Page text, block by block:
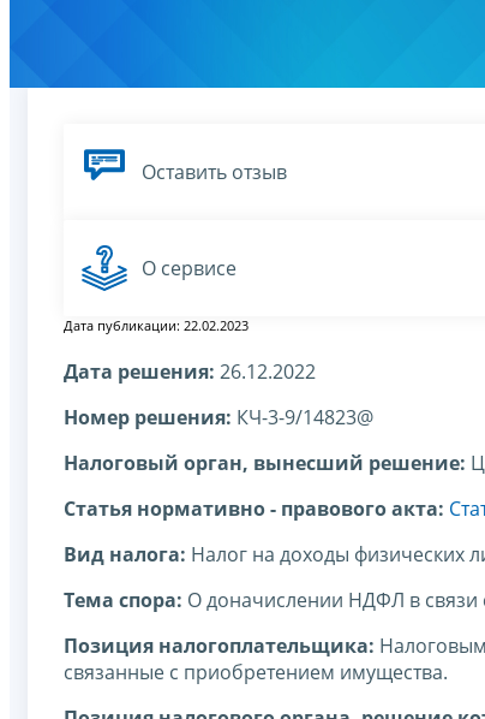
Оставить отзыв
О сервисе
Дата публикации: 22.02.2023
Дата решения: 26.12.2022
Номер решения: КЧ-3-9/14823@
Налоговый орган, вынесший решение:
Статья нормативно - правового акта:
Вид налога: Налог на доходы физических
Тема спора: О доначислении НДФЛ в связи
Позиция налогоплательщика:
связанные с приобретением имущества.